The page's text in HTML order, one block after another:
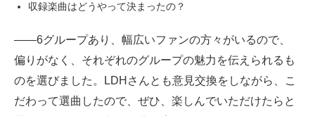
収録楽曲はどうやって決まったの？
――6グループあり、幅広いファンの方々がいるので、
偏りがなく、それぞれのグループの魅力を伝えられるも
のを選びました。LDHさんとも意見交換をしながら、こ
だわって選曲したので、ぜひ、楽しんでいただけたらと